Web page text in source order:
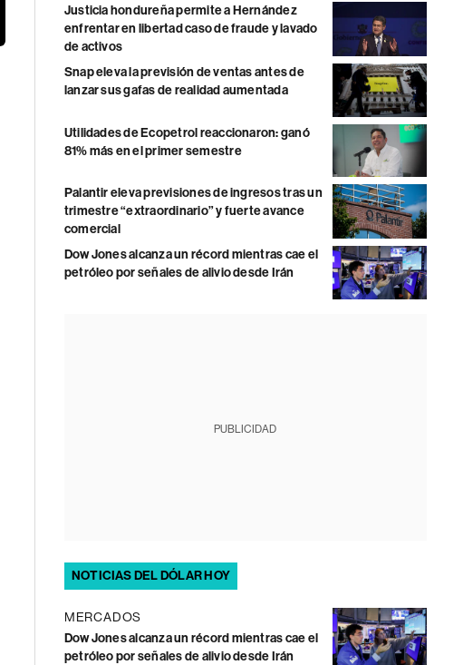
Justicia hondureña permite a Hernández
enfrentar en libertad caso de fraude y lavado
de activos
Snap eleva la previsión de ventas antes de
lanzar sus gafas de realidad aumentada
Utilidades de Ecopetrol reaccionaron: ganó
81% más en el primer semestre
Palantir eleva previsiones de ingresos tras un
trimestre “extraordinario” y fuerte avance
comercial
Dow Jones alcanza un récord mientras cae el
petróleo por señales de alivio desde Irán
PUBLICIDAD
NOTICIAS DEL DÓLAR HOY
MERCADOS
Dow Jones alcanza un récord mientras cae el
petróleo por señales de alivio desde Irán